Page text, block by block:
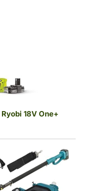
18V One+